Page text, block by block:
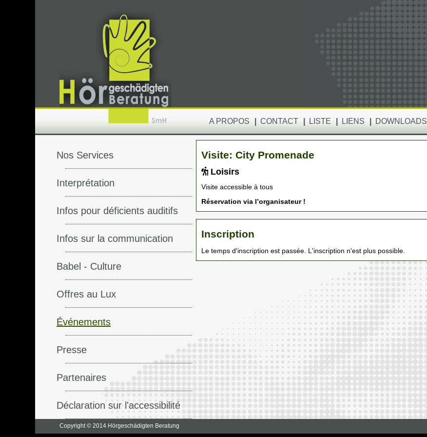
A PROPOS CONTACT LISTE LIENS DOWNLOADS
Nos Services
Interprétation
Infos pour déficients auditifs
Infos sur la communication
Babel - Culture
Offres au Lux
Événements
Presse
Partenaires
Déclaration sur l'accessibilité
Visite: City Promenade
Loisirs
Visite accessible à tous
Réservation via l’organisateur !
Inscription
Le temps d'inscription est passée. L'inscription n'est plus possible.
Copyright © 2014 Hörgeschädigten Beratung